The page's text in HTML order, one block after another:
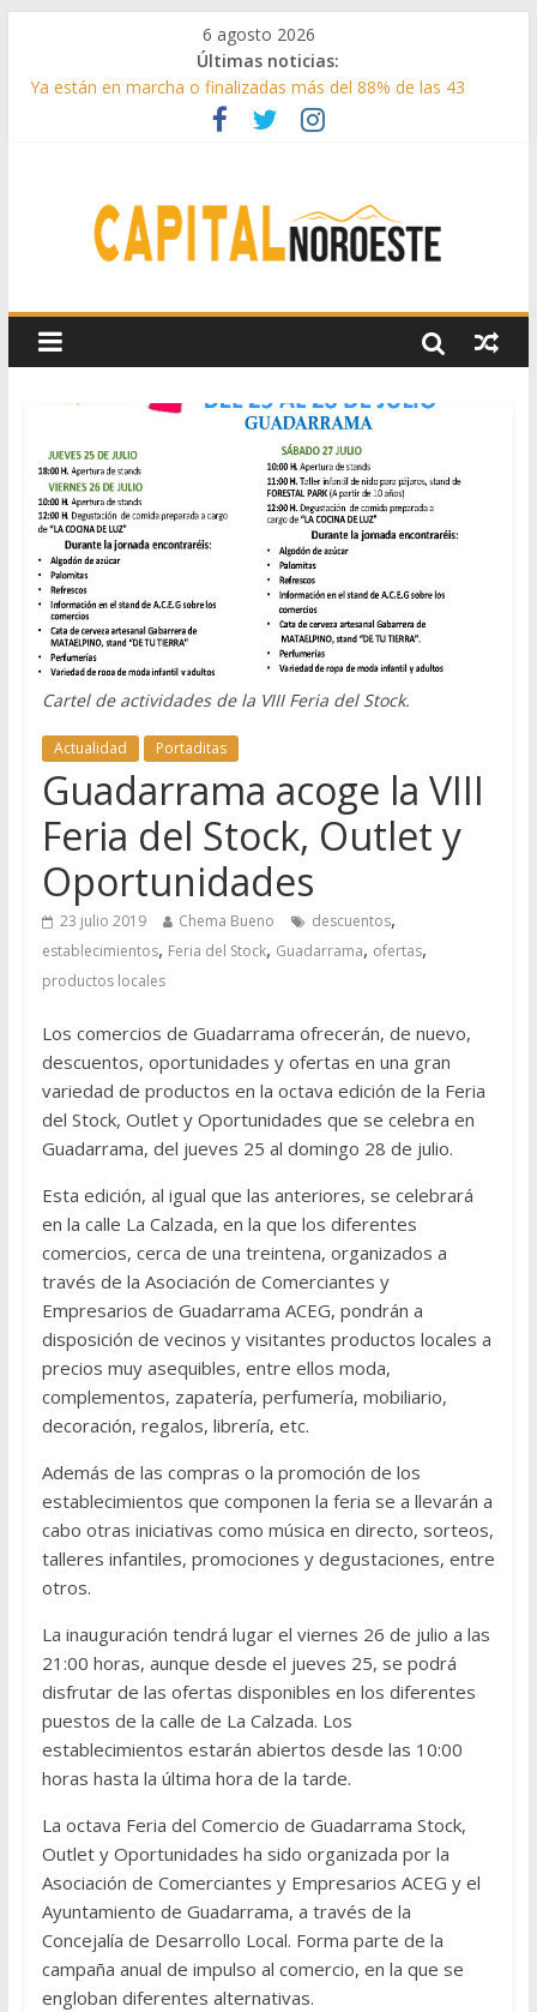
6 agosto 2026
Últimas noticias:
Ya están en marcha o finalizadas más del 88% de las 43
medidas urgentes para reconstruir la Sierra Oeste
Cerca de 33.000 asistentes en los espectáculos de la
kilos de forraje a las ganaderías afectadas por los incendios
de la Sierra Oeste
Guadarrama abre matricula 2026-2027 del Aula de
Humanidades
Cartel de actividades de la VIII Feria del Stock.
Actualidad Portaditas
Guadarrama acoge la VIII
Feria del Stock, Outlet y
Oportunidades
23 julio 2019 Chema Bueno descuentos,
establecimientos, Feria del Stock, Guadarrama, ofertas,
productos locales
Los comercios de Guadarrama ofrecerán, de nuevo,
descuentos, oportunidades y ofertas en una gran
variedad de productos en la octava edición de la Feria
del Stock, Outlet y Oportunidades que se celebra en
Guadarrama, del jueves 25 al domingo 28 de julio.
Esta edición, al igual que las anteriores, se celebrará
en la calle La Calzada, en la que los diferentes
comercios, cerca de una treintena, organizados a
través de la Asociación de Comerciantes y
Empresarios de Guadarrama ACEG, pondrán a
disposición de vecinos y visitantes productos locales a
precios muy asequibles, entre ellos moda,
complementos, zapatería, perfumería, mobiliario,
decoración, regalos, librería, etc.
Además de las compras o la promoción de los
establecimientos que componen la feria se a llevarán a
cabo otras iniciativas como música en directo, sorteos,
talleres infantiles, promociones y degustaciones, entre
otros.
La inauguración tendrá lugar el viernes 26 de julio a las
21:00 horas, aunque desde el jueves 25, se podrá
disfrutar de las ofertas disponibles en los diferentes
puestos de la calle de La Calzada. Los
establecimientos estarán abiertos desde las 10:00
horas hasta la última hora de la tarde.
La octava Feria del Comercio de Guadarrama Stock,
Outlet y Oportunidades ha sido organizada por la
Asociación de Comerciantes y Empresarios ACEG y el
Ayuntamiento de Guadarrama, a través de la
Concejalía de Desarrollo Local. Forma parte de la
campaña anual de impulso al comercio, en la que se
engloban diferentes alternativas.